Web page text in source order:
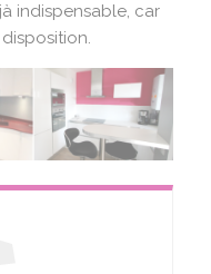
indispensable, car